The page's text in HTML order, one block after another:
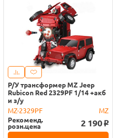
Р/У трансформер MZ Jeep
Rubicon Red 2329PF 1/14 +акб
и з/у
MZ-2329PF
MZ
Рекоменд.
розн.цена 2 190 o